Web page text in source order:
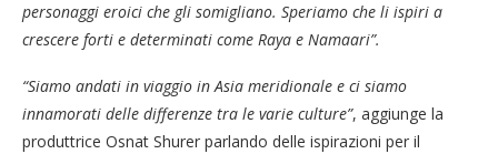
personaggi eroici che gli somigliano. Speriamo che li ispiri a
crescere forti e determinati come Raya e Namaari”.
“Siamo andati in viaggio in Asia meridionale e ci siamo
innamorati delle differenze tra le varie culture”, aggiunge la
produttrice Osnat Shurer parlando delle ispirazioni per il